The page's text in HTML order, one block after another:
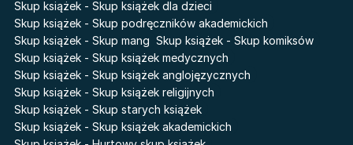
Skup książek - Skup książek dla dzieci
Skup książek - Skup podręczników akademickich
Skup książek - Skup mang Skup książek - Skup komiksów
Skup książek - Skup książek medycznych
Skup książek - Skup książek anglojęzycznych
Skup książek - Skup książek religijnych
Skup książek - Skup starych książek
Skup książek - Skup książek akademickich